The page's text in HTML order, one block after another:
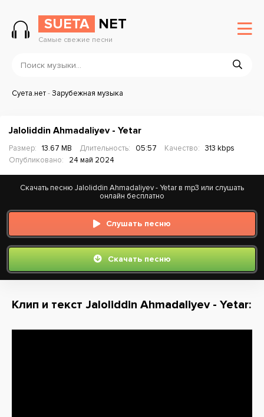
SUETA NET
Самые свежие песни
Суета.нет-Зарубежная музыка
Jaloliddin Ahmadaliyev - Yetar
Размер: 13.67 MB Длительность: 05:57 Качество:
313 kbps
Опубликовано:
24 май 2024
Скачать песню Jaloliddin Ahmadaliyev - Yetar в mp3 или слушать
онлайн бесплатно
Слушать песню
Скачать песню
Клип и текст Jaloliddin Ahmadaliyev - Yetar: